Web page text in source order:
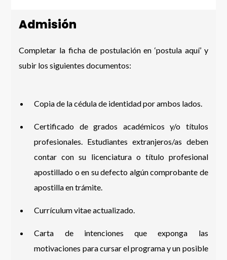
Admisión
Completar la ficha de postulación en ‘postula aquí’ y
subir los siguientes documentos:
Copia de la cédula de identidad por ambos lados.
Certificado de grados académicos y/o títulos
profesionales. Estudiantes extranjeros/as deben
contar con su licenciatura o título profesional
apostillado o en su defecto algún comprobante de
apostilla en trámite.
Currículum vitae actualizado.
Carta de intenciones que exponga las
motivaciones para cursar el programa y un posible